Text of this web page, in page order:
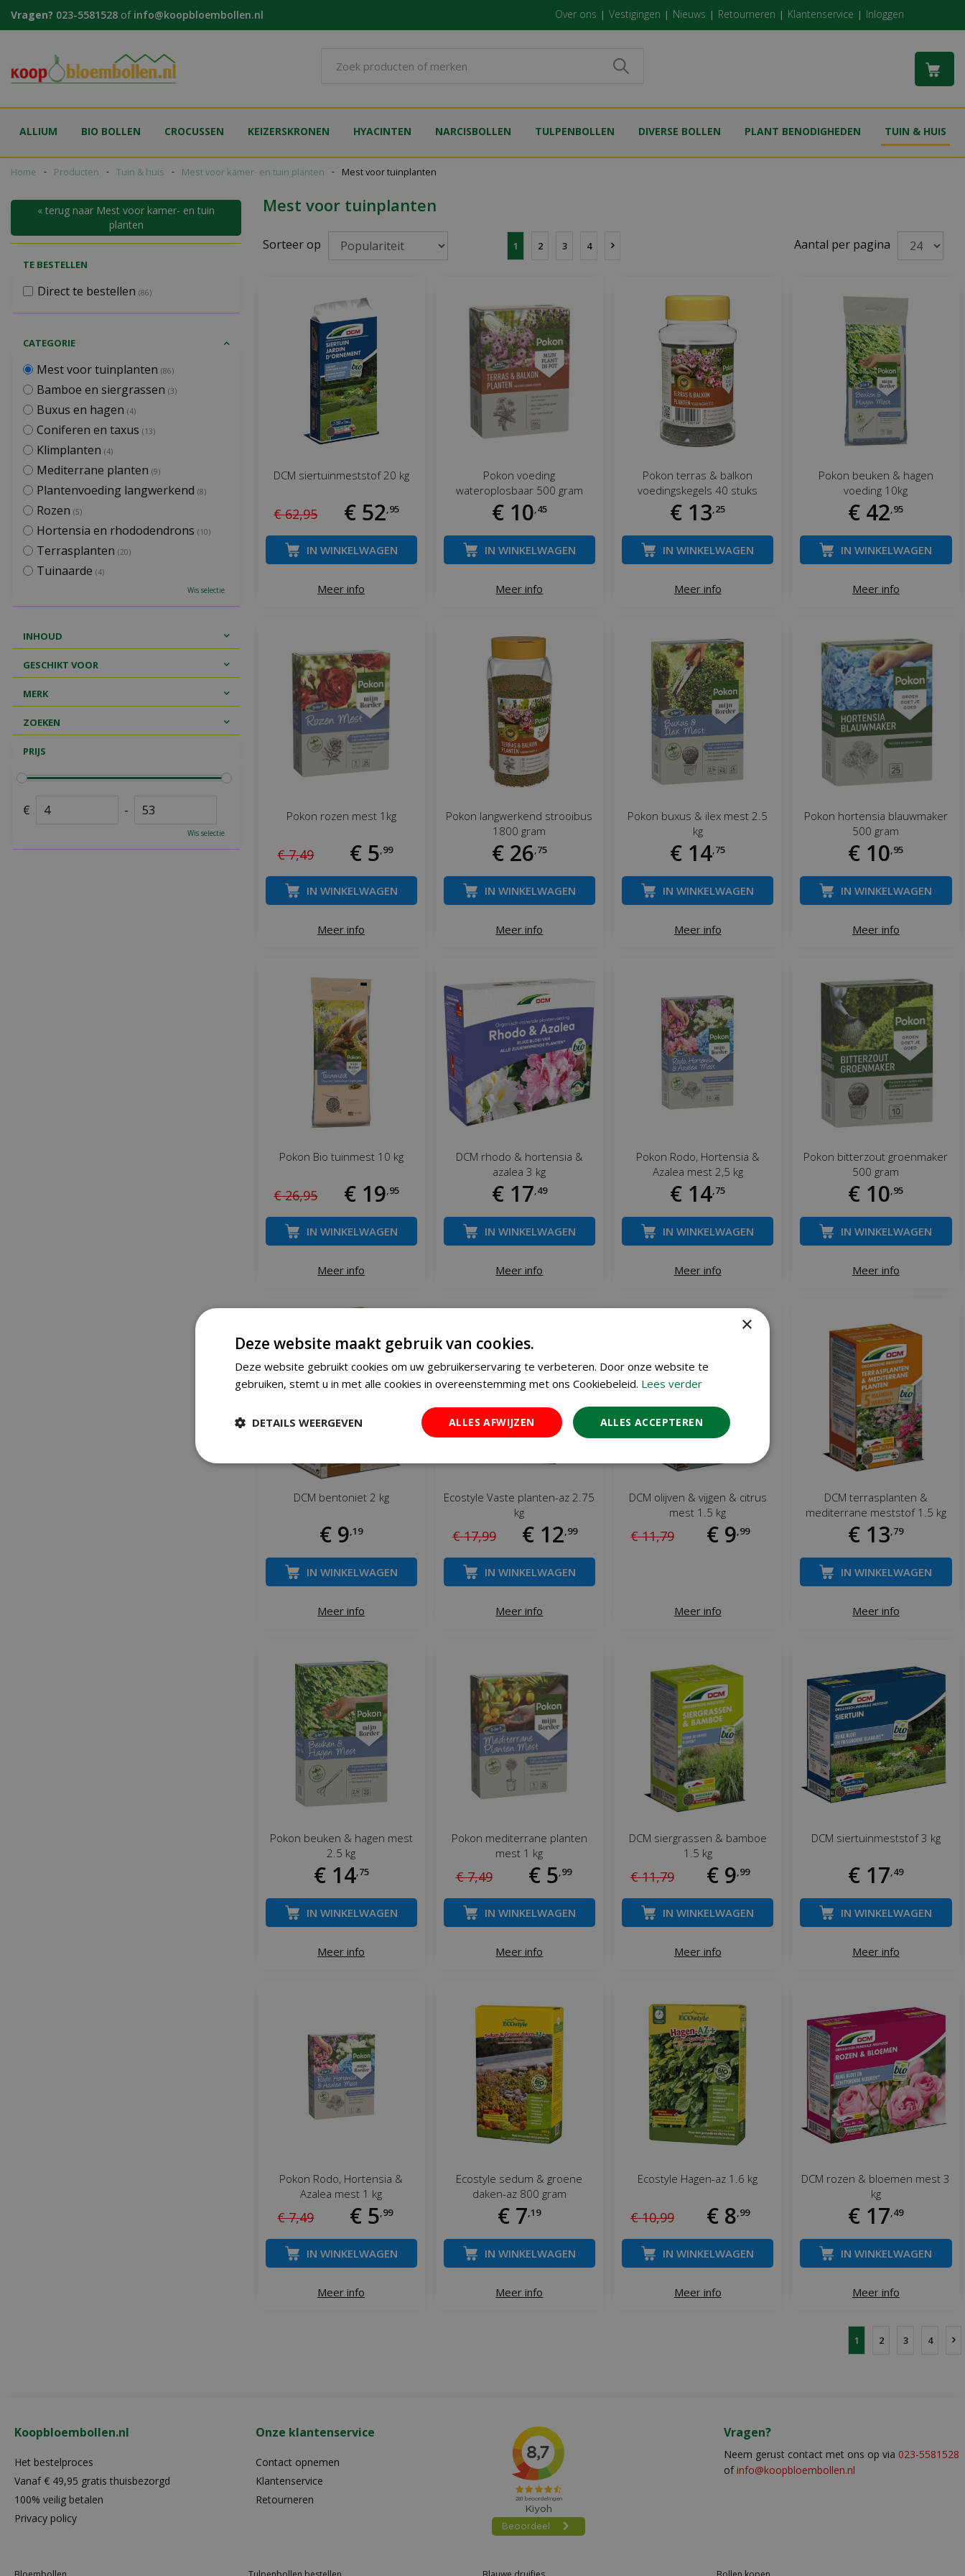
naar
Home Producten Tuin & huis Mest voor kamer- en tuin planten Mest voor tuinplanten
Vragen? 023-5581528 of info@koopbloembollen.nl Over ons Vestigingen Nieuws Retourneren Klantenservice Inloggen
ALLIUM BIO BOLLEN CROCUSSEN KEIZERSKRONEN HYACINTEN NARCISBOLLEN TULPENBOLLEN DIVERSE BOLLEN PLANT BENODIGHEDEN TUIN & HUIS
Mest voor tuinplanten
Aantal per pagina
Sorteer op 1 2 3 4
DCM siertuinmeststof 20 kg
€ 62,95 € 52 95
Meer info
IN WINKELWAGEN
Pokon voeding
wateroplosbaar 500 gram
€ 10 45
Meer info
IN WINKELWAGEN
Pokon terras & balkon
voedingskegels 40 stuks
€ 13 25
Meer info
IN WINKELWAGEN
Pokon beuken & hagen
voeding 10kg
€ 42 95
Meer info
IN WINKELWAGEN
Pokon rozen mest 1kg
€ 7,49 € 5 99
Meer info
IN WINKELWAGEN
Pokon langwerkend strooibus
1800 gram
€ 26 75
Meer info
IN WINKELWAGEN
Pokon buxus & ilex mest 2.5
kg
€ 14 75
Meer info
IN WINKELWAGEN
Pokon hortensia blauwmaker
500 gram
€ 10 95
Meer info
IN WINKELWAGEN
Pokon Bio tuinmest 10 kg
€ 26,95 € 19 95
Meer info
IN WINKELWAGEN
DCM rhodo & hortensia &
azalea 3 kg
€ 17 49
Meer info
IN WINKELWAGEN
Pokon Rodo, Hortensia &
Azalea mest 2,5 kg
€ 14 75
Meer info
IN WINKELWAGEN
Pokon bitterzout groenmaker
500 gram
€ 10 95
Meer info
IN WINKELWAGEN
DCM bentoniet 2 kg
€ 9 ,19
Meer info
IN WINKELWAGEN
Ecostyle Vaste planten-az 2.75
kg
€ 17,99 € 12 99
Meer info
IN WINKELWAGEN
DCM olijven & vijgen & citrus
mest 1.5 kg
€ 11,79 € 9 99
Meer info
DCM terrasplanten &
mediterrane meststof 1.5 kg
€ 13 79
Meer info
IN WINKELWAGEN
Pokon beuken & hagen mest
2.5 kg
€ 14 75
Meer info
IN WINKELWAGEN
Pokon mediterrane planten
mest 1 kg
€ 7,49 € 5 99
Meer info
IN WINKELWAGEN
DCM siergrassen & bamboe
1.5 kg
€ 11,79 € 9 99
Meer info
IN WINKELWAGEN
DCM siertuinmeststof 3 kg
€ 17 49
Meer info
IN WINKELWAGEN
Pokon Rodo, Hortensia &
Azalea mest 1 kg
€ 7,49 € 5 99
Meer info
IN WINKELWAGEN
Ecostyle sedum & groene
daken-az 800 gram
€ 7 ,19
Meer info
IN WINKELWAGEN
Ecostyle Hagen-az 1.6 kg
€ 10,99 € 8 99
Meer info
IN WINKELWAGEN
DCM rozen & bloemen mest 3
kg
€ 17 49
Meer info
IN WINKELWAGEN
1 2 3 4
« terug naar Mest voor kamer- en tuin
planten
TE BESTELLEN
Direct te bestellen (86)
CATEGORIE
Mest voor tuinplanten (86)
Bamboe en siergrassen (3)
Buxus en hagen (4)
Coniferen en taxus (13)
Klimplanten (4)
Mediterrane planten (9)
Plantenvoeding langwerkend (8)
Rozen (5)
Hortensia en rhododendrons (10)
Terrasplanten (20)
Tuinaarde (4)
Wis selectie
INHOUD
GESCHIKT VOOR
MERK
ZOEKEN
PRIJS
€ -
Wis selectie
Koopbloembollen.nl
Het bestelproces
Vanaf € 49,95 gratis thuisbezorgd
100% veilig betalen
Privacy policy
Onze klantenservice
Contact opnemen
Klantenservice
Retourneren
Vragen?
Neem gerust contact met ons op via 023-5581528
of info@koopbloembollen.nl
×
Deze website maakt gebruik van cookies.
Deze website gebruikt cookies om uw gebruikerservaring te verbeteren. Door onze website te
gebruiken, stemt u in met alle cookies in overeenstemming met ons Cookiebeleid. Lees verder
ALLES ACCEPTEREN
ALLES AFWIJZEN
DETAILS WEERGEVEN